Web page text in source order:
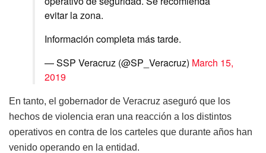
evitar la zona.
Información completa más tarde.
— SSP Veracruz (@SP_Veracruz) March 15,
2019
En tanto, el gobernador de Veracruz aseguró que los
hechos de violencia eran una reacción a los distintos
operativos en contra de los carteles que durante años han
venido operando en la entidad.